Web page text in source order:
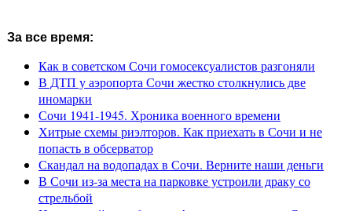
За все время:
Как в советском Сочи гомосексуалистов разгоняли
В ДТП у аэропорта Сочи жестко столкнулись две
иномарки
Сочи 1941-1945. Хроника военного времени
Хитрые схемы риэлторов. Как приехать в Сочи и не
попасть в обсерватор
Скандал на водопадах в Сочи. Верните наши деньги
В Сочи из-за места на парковке устроили драку со
стрельбой